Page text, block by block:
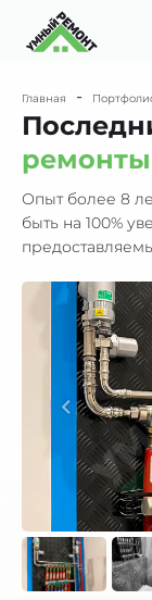
Главная -
ремонты
Опыт более 8
быть на 100%